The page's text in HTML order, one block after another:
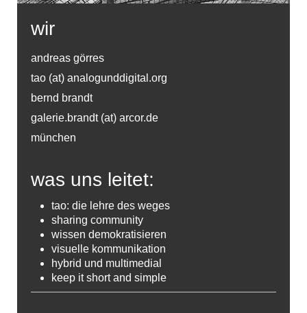
wir
andreas görres
tao (at) analogunddigital.org
bernd brandt
galerie.brandt (at) arcor.de
münchen
was uns leitet:
tao: die lehre des weges
sharing community
wissen demokratisieren
visuelle kommunikation
hybrid und multimedial
keep it short and simple